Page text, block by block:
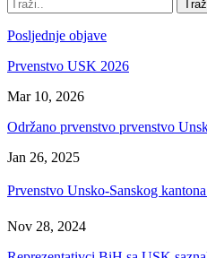
Posljednje objave
Prvenstvo USK 2026
Mar 10, 2026
Održano prvenstvo prvenstvo
Jan 26, 2025
Prvenstvo Unsko-Sanskog
Nov 28, 2024